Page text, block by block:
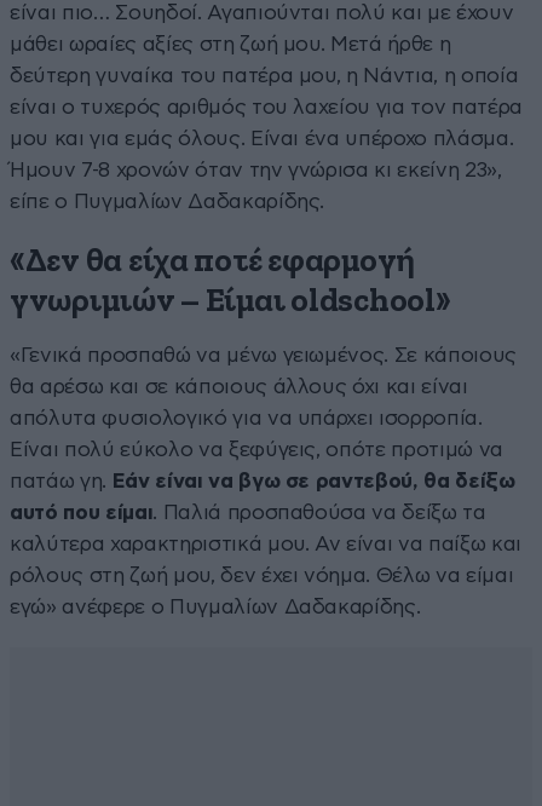
είναι πιο… Σουηδοί. Αγαπιούνται πολύ και με έχουν
μάθει ωραίες αξίες στη ζωή μου. Μετά ήρθε η
δεύτερη γυναίκα του πατέρα μου, η Νάντια, η οποία
είναι ο τυχερός αριθμός του λαχείου για τον πατέρα
μου και για εμάς όλους. Είναι ένα υπέροχο πλάσμα.
Ήμουν 7-8 χρονών όταν την γνώρισα κι εκείνη 23»,
είπε ο Πυγμαλίων Δαδακαρίδης.
«Δεν θα είχα ποτέ εφαρμογή
γνωριμιών – Είμαι oldschool»
«Γενικά προσπαθώ να μένω γειωμένος. Σε κάποιους
θα αρέσω και σε κάποιους άλλους όχι και είναι
απόλυτα φυσιολογικό για να υπάρχει ισορροπία.
Είναι πολύ εύκολο να ξεφύγεις, οπότε προτιμώ να
πατάω γη. Εάν είναι να βγω σε ραντεβού, θα δείξω
αυτό που είμαι. Παλιά προσπαθούσα να δείξω τα
καλύτερα χαρακτηριστικά μου. Αν είναι να παίξω και
ρόλους στη ζωή μου, δεν έχει νόημα. Θέλω να είμαι
εγώ» ανέφερε ο Πυγμαλίων Δαδακαρίδης.